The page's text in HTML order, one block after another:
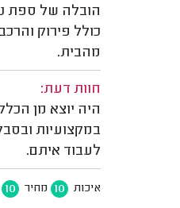
הובלה של ספת
כולל פירוק
מהבית.
חוות דעת:
היה יוצא מן
במקצועיות
לעבוד איתם.
איכות 10 מחיר 10